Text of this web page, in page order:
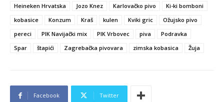
Heineken Hrvatska
Jozo Knez Karlovačko pivo
Ki-ki bomboni
kobasice
Konzum Kraš kulen Kviki gric
Ožujsko pivo
pereci
PIK Navijački mix PIK Vrbovec piva
Podravka
Spar
štapići Zagrebačka pivovara zimska kobasica Žuja
Facebook Twitter